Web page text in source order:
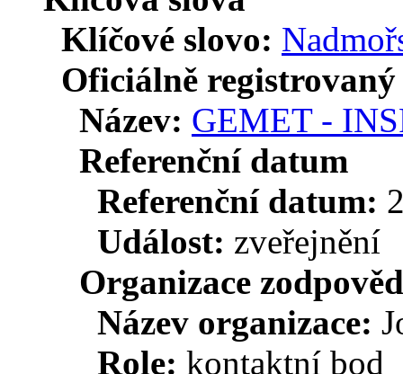
Klíčové slovo:
Oficiálně registrovaný
Název: GEMET -
Referenční datum
Referenční datum:
Událost: zveřejnění
Organizace
Název organizace:
Role: kontaktní bod